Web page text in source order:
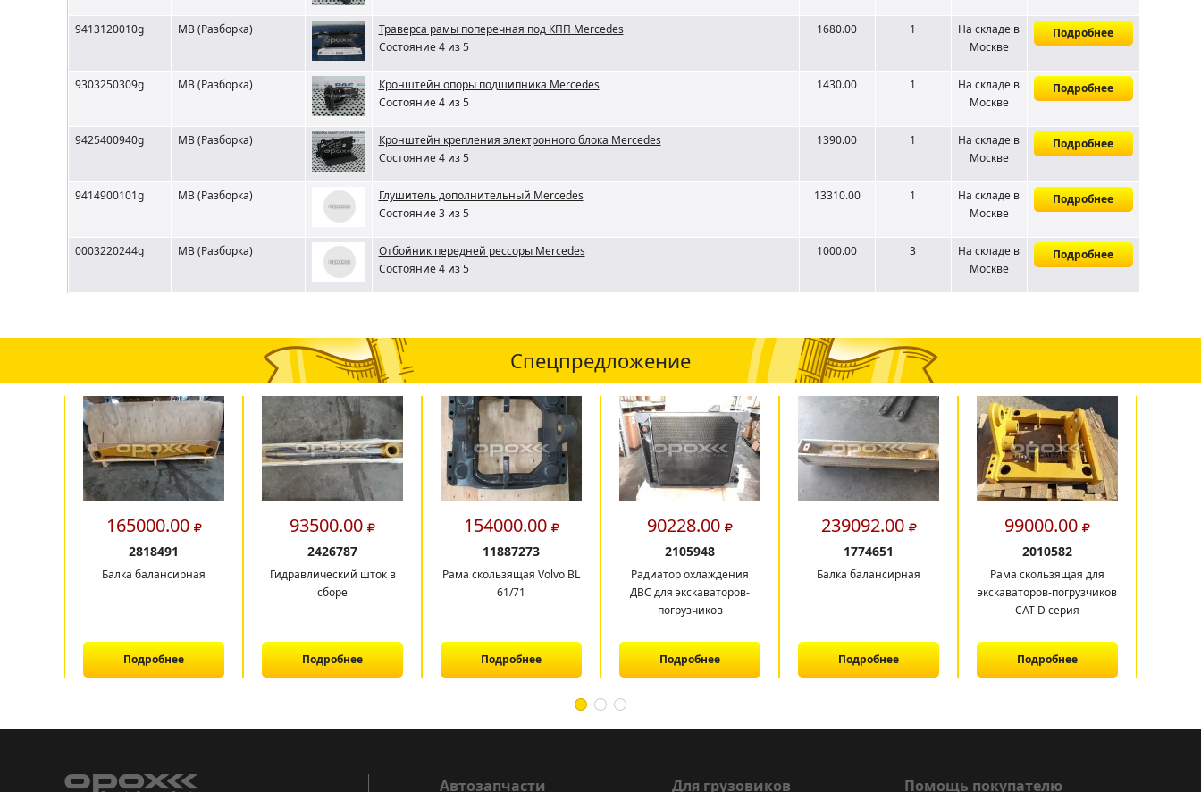
9413120010g MB (Разборка)
Траверса рамы поперечная под КПП Mercedes
Состояние 4 из 5
1680.00 1 На складе в
Москве
Подробнее
9303250309g MB (Разборка)
Кронштейн опоры подшипника Mercedes
Состояние 4 из 5
1430.00 1 На складе в
Москве
Подробнее
9425400940g MB (Разборка)
Кронштейн крепления электронного блока Mercedes
Состояние 4 из 5
1390.00 1 На складе в
Москве
Подробнее
9414900101g MB (Разборка)
Глушитель дополнительный Mercedes
Состояние 3 из 5
13310.00 1 На складе в
Москве
Подробнее
0003220244g MB (Разборка)
Отбойник передней рессоры Mercedes
Состояние 4 из 5
1000.00 3 На складе в
Москве
Подробнее
Спецпредложение
165000.00
2818491
Балка балансирная
Подробнее
93500.00
2426787
Гидравлический шток в
сборе
Подробнее
154000.00
11887273
Рама скользящая Volvo BL
61/71
Подробнее
90228.00
2105948
Радиатор охлаждения
ДВС для экскаваторов-
погрузчиков
Подробнее
239092.00
1774651
Балка балансирная
Подробнее
99000.00
2010582
Рама скользящая для
экскаваторов-погрузчиков
CAT D серия
Подробнее
Автозапчасти Для грузовиков Помощь покупателю